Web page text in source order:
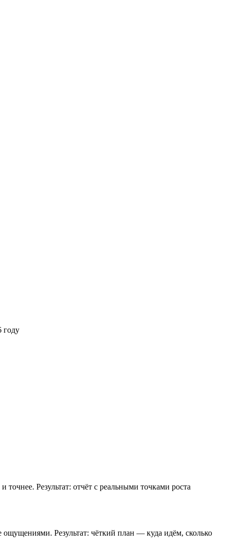
году
точнее. Результат: отчёт с реальными точками роста
ощущениями. Результат: чёткий план — куда идём, сколько